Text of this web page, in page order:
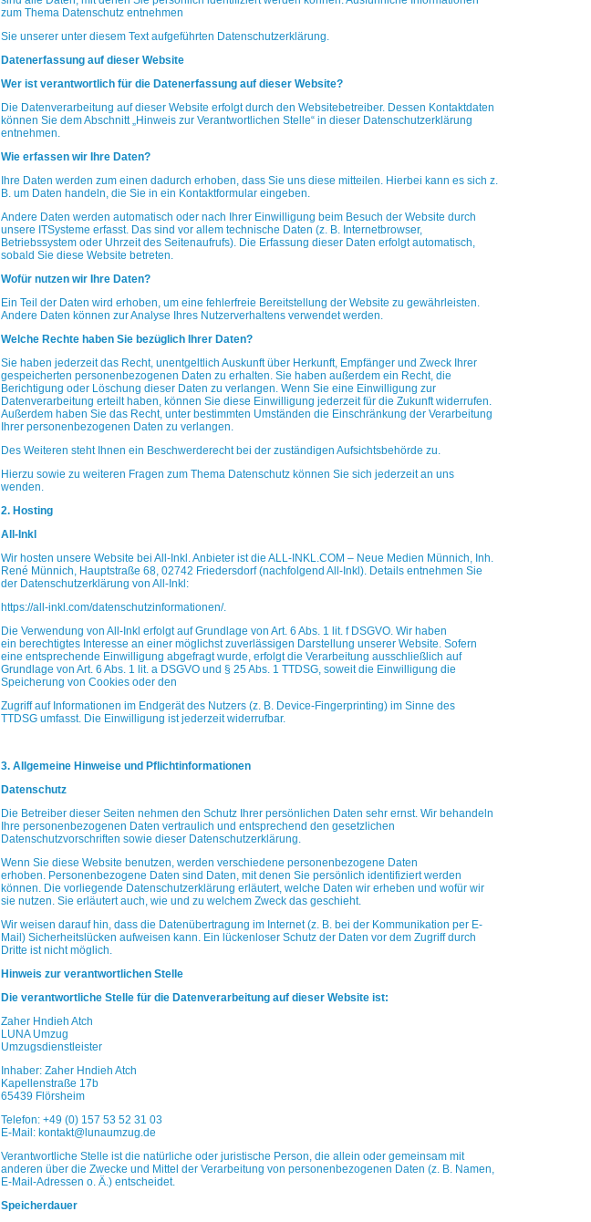
zum Thema Datenschutz entnehmen
Sie unserer unter diesem Text aufgeführten Datenschutzerklärung.
Datenerfassung auf dieser Website
Wer ist verantwortlich für die Datenerfassung auf dieser Website?
Die Datenverarbeitung auf dieser Website erfolgt durch den Websitebetreiber. Dessen Kontaktdaten
können Sie dem Abschnitt „Hinweis zur Verantwortlichen Stelle“ in dieser Datenschutzerklärung
entnehmen.
Wie erfassen wir Ihre Daten?
Ihre Daten werden zum einen dadurch erhoben, dass Sie uns diese mitteilen. Hierbei kann es sich z.
B. um Daten handeln, die Sie in ein Kontaktformular eingeben.
Andere Daten werden automatisch oder nach Ihrer Einwilligung beim Besuch der Website durch
unsere ITSysteme erfasst. Das sind vor allem technische Daten (z. B. Internetbrowser,
Betriebssystem oder Uhrzeit des Seitenaufrufs). Die Erfassung dieser Daten erfolgt automatisch,
sobald Sie diese Website betreten.
Wofür nutzen wir Ihre Daten?
Ein Teil der Daten wird erhoben, um eine fehlerfreie Bereitstellung der Website zu gewährleisten.
Andere Daten können zur Analyse Ihres Nutzerverhaltens verwendet werden.
Welche Rechte haben Sie bezüglich Ihrer Daten?
Sie haben jederzeit das Recht, unentgeltlich Auskunft über Herkunft, Empfänger und Zweck Ihrer
gespeicherten personenbezogenen Daten zu erhalten. Sie haben außerdem ein Recht, die
Berichtigung oder Löschung dieser Daten zu verlangen. Wenn Sie eine Einwilligung zur
Datenverarbeitung erteilt haben, können Sie diese Einwilligung jederzeit für die Zukunft widerrufen.
Außerdem haben Sie das Recht, unter bestimmten Umständen die Einschränkung der Verarbeitung
Ihrer personenbezogenen Daten zu verlangen.
Des Weiteren steht Ihnen ein Beschwerderecht bei der zuständigen Aufsichtsbehörde zu.
Hierzu sowie zu weiteren Fragen zum Thema Datenschutz können Sie sich jederzeit an uns
wenden.
2. Hosting
All-Inkl
Wir hosten unsere Website bei All-Inkl. Anbieter ist die ALL-INKL.COM – Neue Medien Münnich, Inh.
René Münnich, Hauptstraße 68, 02742 Friedersdorf (nachfolgend All-Inkl). Details entnehmen Sie
der Datenschutzerklärung von All-Inkl:
https://all-inkl.com/datenschutzinformationen/.
Die Verwendung von All-Inkl erfolgt auf Grundlage von Art. 6 Abs. 1 lit. f DSGVO. Wir haben
ein berechtigtes Interesse an einer möglichst zuverlässigen Darstellung unserer Website. Sofern
eine entsprechende Einwilligung abgefragt wurde, erfolgt die Verarbeitung ausschließlich auf
Grundlage von Art. 6 Abs. 1 lit. a DSGVO und § 25 Abs. 1 TTDSG, soweit die Einwilligung die
Speicherung von Cookies oder den
Zugriff auf Informationen im Endgerät des Nutzers (z. B. Device-Fingerprinting) im Sinne des
TTDSG umfasst. Die Einwilligung ist jederzeit widerrufbar.
3. Allgemeine Hinweise und Pflichtinformationen
Datenschutz
Die Betreiber dieser Seiten nehmen den Schutz Ihrer persönlichen Daten sehr ernst. Wir behandeln
Ihre personenbezogenen Daten vertraulich und entsprechend den gesetzlichen
Datenschutzvorschriften sowie dieser Datenschutzerklärung.
Wenn Sie diese Website benutzen, werden verschiedene personenbezogene Daten
erhoben. Personenbezogene Daten sind Daten, mit denen Sie persönlich identifiziert werden
können. Die vorliegende Datenschutzerklärung erläutert, welche Daten wir erheben und wofür wir
sie nutzen. Sie erläutert auch, wie und zu welchem Zweck das geschieht.
Wir weisen darauf hin, dass die Datenübertragung im Internet (z. B. bei der Kommunikation per E-
Mail) Sicherheitslücken aufweisen kann. Ein lückenloser Schutz der Daten vor dem Zugriff durch
Dritte ist nichtmöglich.
Hinweis zur verantwortlichen Stelle
Die verantwortliche Stelle für die Datenverarbeitung auf dieser Website ist:
Zaher Hndieh Atch
LUNA Umzug
Umzugsdienstleister
Inhaber: Zaher Hndieh Atch
Kapellenstraße 17b
65439 Flörsheim
Telefon: +49 (0) 157 53 52 31 03
E-Mail: kontakt@lunaumzug.de
Verantwortliche Stelle ist die natürliche oder juristische Person, die allein oder gemeinsam mit
anderen über die Zwecke und Mittel der Verarbeitung von personenbezogenen Daten (z. B. Namen,
E-Mail-Adressen o. Ä.) entscheidet.
Speicherdauer